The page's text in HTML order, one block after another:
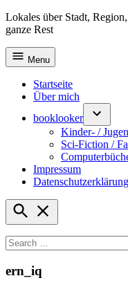
content
Lokales über Stadt,
ganze Rest
Menu
Startseite
Über mich
booklooker
Kinder- /
Sci-Fiction /
Impressum
Datenschutzerklärung
Open
Search
for:
ern_iq